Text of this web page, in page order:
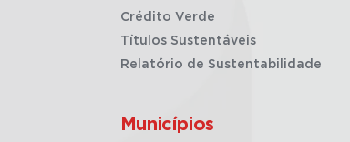
Crédito Verde
Títulos Sustentáveis
Relatório de Sustentabilidade
Municípios